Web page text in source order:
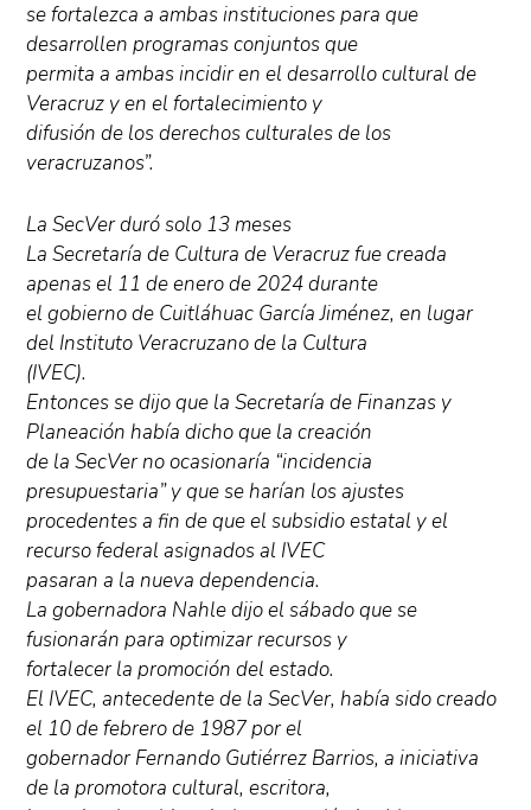
se fortalezca a ambas instituciones para que
desarrollen programas conjuntos que
permita a ambas incidir en el desarrollo cultural de
Veracruz y en el fortalecimiento y
difusión de los derechos culturales de los
veracruzanos”.
La SecVer duró solo 13 meses
La Secretaría de Cultura de Veracruz fue creada
apenas el 11 de enero de 2024 durante
el gobierno de Cuitláhuac García Jiménez, en lugar
del Instituto Veracruzano de la Cultura
(IVEC).
Entonces se dijo que la Secretaría de Finanzas y
Planeación había dicho que la creación
de la SecVer no ocasionaría “incidencia
presupuestaria” y que se harían los ajustes
procedentes a fin de que el subsidio estatal y el
recurso federal asignados al IVEC
pasaran a la nueva dependencia.
La gobernadora Nahle dijo el sábado que se
fusionarán para optimizar recursos y
fortalecer la promoción del estado.
El IVEC, antecedente de la SecVer, había sido creado
el 10 de febrero de 1987 por el
gobernador Fernando Gutiérrez Barrios, a iniciativa
de la promotora cultural, escritora,